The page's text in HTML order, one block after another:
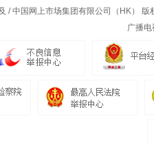
/ 中国网上市场集团有限公司（HK）
广播